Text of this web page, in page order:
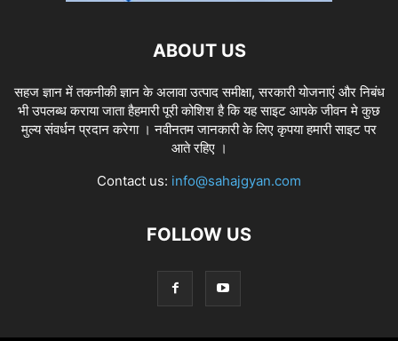
ABOUT US
सहज ज्ञान में तकनीकी ज्ञान के अलावा उत्पाद समीक्षा, सरकारी योजनाएं और निबंध
भी उपलब्ध कराया जाता हैहमारी पूरी कोशिश है कि यह साइट आपके जीवन मे कुछ
मुल्य संवर्धन प्रदान करेगा । नवीनतम जानकारी के लिए कृपया हमारी साइट पर
आते रहिए ।
Contact us: info@sahajgyan.com
FOLLOW US